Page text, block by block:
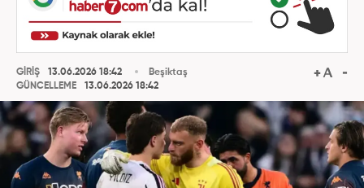
GİRİŞ
13.06.2026 18:42
GÜNCELLEME
13.06.2026 18:42
Beşiktaş